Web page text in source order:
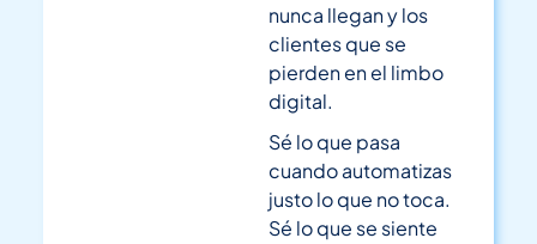
nunca llegan y los
clientes que se
pierden en el limbo
digital.
Sé lo que pasa
cuando automatizas
justo lo que no toca.
Sé lo que se siente